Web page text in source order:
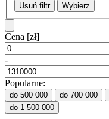
Usuń filtr Wybierz
Cena [zł]
-
Popularne:
do 500 000 do 700 000
do 1 500 000